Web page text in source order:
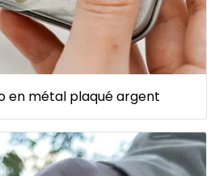
en métal plaqué argent